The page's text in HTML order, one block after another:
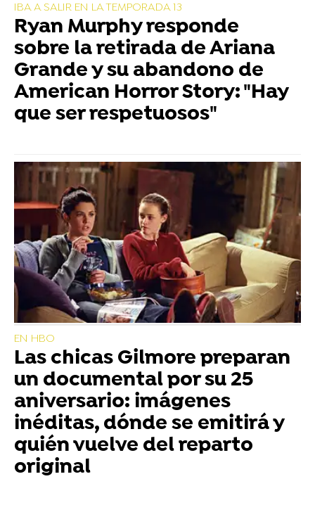
IBA A SALIR EN LA TEMPORADA 13
Ryan Murphy responde
sobre la retirada de Ariana
Grande y su abandono de
American Horror Story: "Hay
que ser respetuosos"
EN HBO
Las chicas Gilmore preparan
un documental por su 25
aniversario: imágenes
inéditas, dónde se emitirá y
quién vuelve del reparto
original